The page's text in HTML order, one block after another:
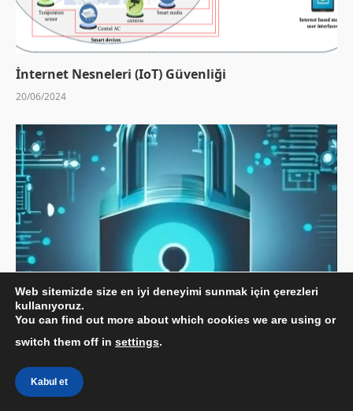
İnternet Nesneleri (IoT) Güvenliği
20/06/2024
5G Teknolojisi ve Güvenlik
20/06/2024
Web sitemizde size en iyi deneyimi sunmak için çerezleri
kullanıyoruz.
You can find out more about which cookies we are using or
switch them off in settings.
Kabul et